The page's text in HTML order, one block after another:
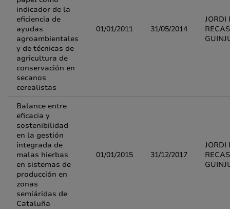
indicador de la
eficiencia de
ayudas
agroambientales
y de técnicas de
agricultura de
conservación en
secanos
cerealistas
01/01/2011 31/05/2014
JORDI
Balance entre
eficacia y
sostenibilidad
en la gestión
integrada de
malas hierbas
en sistemas de
producción en
zonas
semiáridas de
Cataluña
01/01/2015 31/12/2017
JORDI